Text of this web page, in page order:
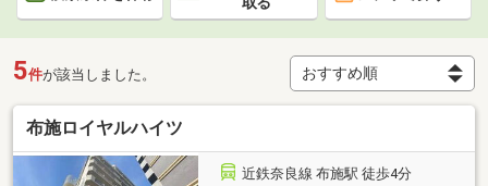
5件が該当しました。
布施ロイヤルハイツ
近鉄奈良線 布施駅 徒歩4分